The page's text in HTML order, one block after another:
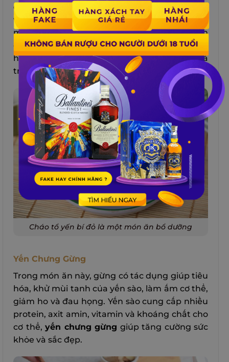
cần phục hồi sức khỏe . Bí đỏ có chứa nhiều
vitamin A, C, E, K và các khoáng chất như kali,
magie, canxi, sắt… giúp tăng cường hệ miễn
dịch, chống oxy hóa, bảo vệ mắt và da. Kết
hợp với tổ yến sẽ làmcháo yếntăng thêm giá
trị dinh dưỡng và hương vị cho món cháo.
Cháo tổ yến bí đỏ là một món ăn bổ dưỡng
Yến Chưng Gừng
Trong món ăn này, gừng có tác dụng giúp tiêu
hóa, khử mùi tanh của yến sào, làm ấm cơ thể,
giảm ho và đau họng. Yến sào cung cấp nhiều
protein, axit amin, vitamin và khoáng chất cho
cơ thể, yến chưng gừng giúp tăng cường sức
khỏe và sắc đẹp.